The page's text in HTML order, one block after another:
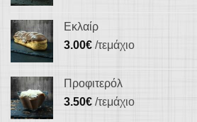
Εκλαίρ
3.00€ /τεμάχιο
Προφιτερόλ
3.50€ /τεμάχιο